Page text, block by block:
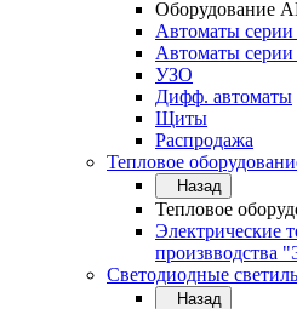
Оборудование
Автоматы серии
Автоматы серии
УЗО
Дифф. автоматы
Щиты
Распродажа
Тепловое
Назад
Тепловое
Электрические
произвводства
Светодиодные
Назад